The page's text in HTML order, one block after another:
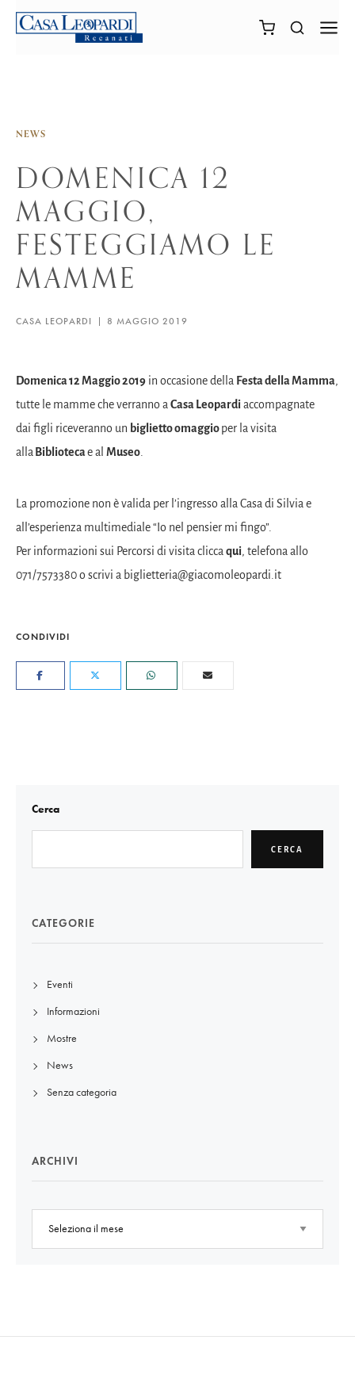
NEWS
DOMENICA 12
MAGGIO,
FESTEGGIAMO LE
MAMME
CASA LEOPARDI 8 MAGGIO 2019
Domenica 12 Maggio 2019 in occasione della Festa della Mamma,
tutte le mamme che verranno a Casa Leopardiaccompagnate
dai figli riceveranno un biglietto omaggioper la visita
alla Bibliotecae al Museo
La promozione non è valida per l’ingresso alla Casa di Silvia e
all’esperienza multimediale “Io nel pensier mi fingo”.
Per informazioni sui Percorsi di visita clicca qui, telefona allo
071/7573380 o scrivi a biglietteria@giacomoleopardi.it
CONDIVIDI
Cerca
CERCA
CATEGORIE
Eventi
Informazioni
Mostre
News
Senza categoria
ARCHIVI